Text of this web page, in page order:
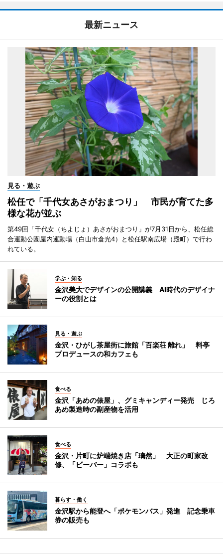
最新ニュース
見る・遊ぶ
松任で「千代女あさがおまつり」 市民が育てた多
様な花が並ぶ
第49回「千代女（ちよじょ）あさがおまつり」が7月31日から、松任総
合運動公園屋内運動場（白山市倉光4）と松任駅南広場（殿町）で行わ
れている。
学ぶ・知る
金沢美大でデザインの公開講義 AI時代のデザイナ
ーの役割とは
見る・遊ぶ
金沢・ひがし茶屋街に旅館「百楽荘 離れ」 料亭
プロデュースの和カフェも
食べる
金沢「あめの俵屋」、グミキャンディー発売 じろ
あめ製造時の副産物を活用
食べる
金沢・片町に炉端焼き店「璃然」 大正の町家改
修、「ビーバー」コラボも
暮らす・働く
金沢駅から能登へ「ポケモンバス」発進 記念乗車
券の販売も